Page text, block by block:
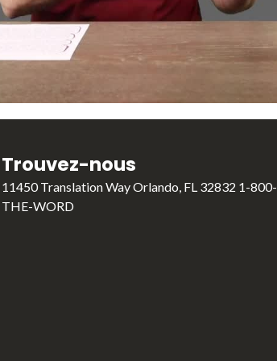
y
Trouvez-nous
11450 Translation Way Orlando, FL 32832 1-800-
THE-WORD